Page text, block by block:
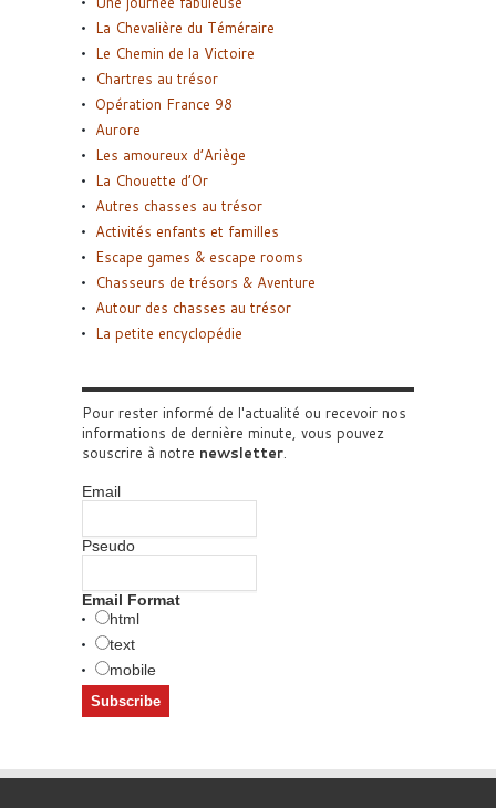
La Chevalière du Téméraire
Le Chemin de la Victoire
Chartres au trésor
Opération France 98
Aurore
Les amoureux d’Ariège
La Chouette d’Or
Autres chasses au trésor
Activités enfants et familles
Escape games & escape rooms
Chasseurs de trésors & Aventure
Autour des chasses au trésor
La petite encyclopédie
Pour rester informé de l'actualité ou recevoir nos
informations de dernière minute, vous pouvez
souscrire à notre newsletter.
Email
Pseudo
Email Format
html
text
mobile